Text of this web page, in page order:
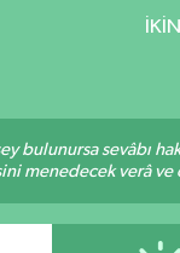
bulunursa sevâbı
menedecek